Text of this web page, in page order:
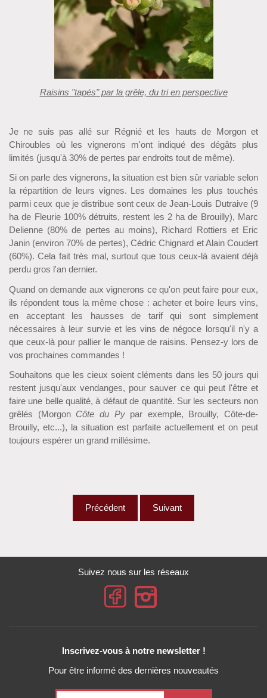
Raisins "tapés" par la grêle, du tri en perspective
Je ne suis pas allé sur Régnié et les hauts de Morgon et
Chiroubles où les vignerons m'ont indiqué des dégâts plus
limités (jusqu'à 30% de pertes par endroits tout de même).
Si on parle des vignerons, la situation est bien sûr variable selon
la répartition de leurs vignes. Les domaines les plus touchés
parmi ceux que je distribue sont ceux de Jean-Louis Dutraive (9
ha de Fleurie 100% détruits, restent les 2 ha de Brouilly), Marc
Delienne (80% de pertes au moins), Richard Rottiers et Eric
Janin (environ 70% de pertes), Cédric Chignard et Alain Coudert
(60%). Cela fait très mal, surtout que tous ceux-là avaient déjà
perdu gros l'an dernier.
Quand on demande aux vignerons ce qu'on peut faire pour eux,
ils répondent tous la même chose : acheter et boire leurs vins,
en acceptant les hausses de tarif qui sont simplement
nécessaires à leur survie et les vins de négoce lorsqu'il n'y a
que ceux-là pour pallier le manque de raisins. Pensez-y lors de
vos prochaines commandes !
Souhaitons que les cieux soient cléments dans les 50 jours qui
restent jusqu'aux vendanges, pour sauver ce qui peut l'être et
faire une belle qualité, à défaut de quantité. Sur les secteurs non
grêlés (Morgon Côte du Py par exemple, Brouilly, Côte-de-
Brouilly, etc...), la situation est parfaite actuellement et on peut
toujours espérer un grand millésime.
Précédent Suivant
Suivez nous sur les réseaux
Inscrivez-vous à notre newsletter !
Pour être informé des dernières nouveautés